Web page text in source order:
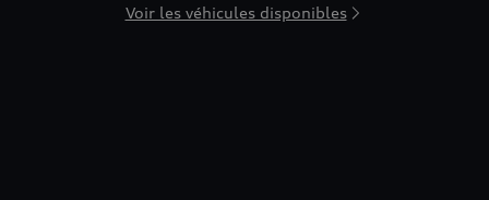
Voir les véhicules disponibles